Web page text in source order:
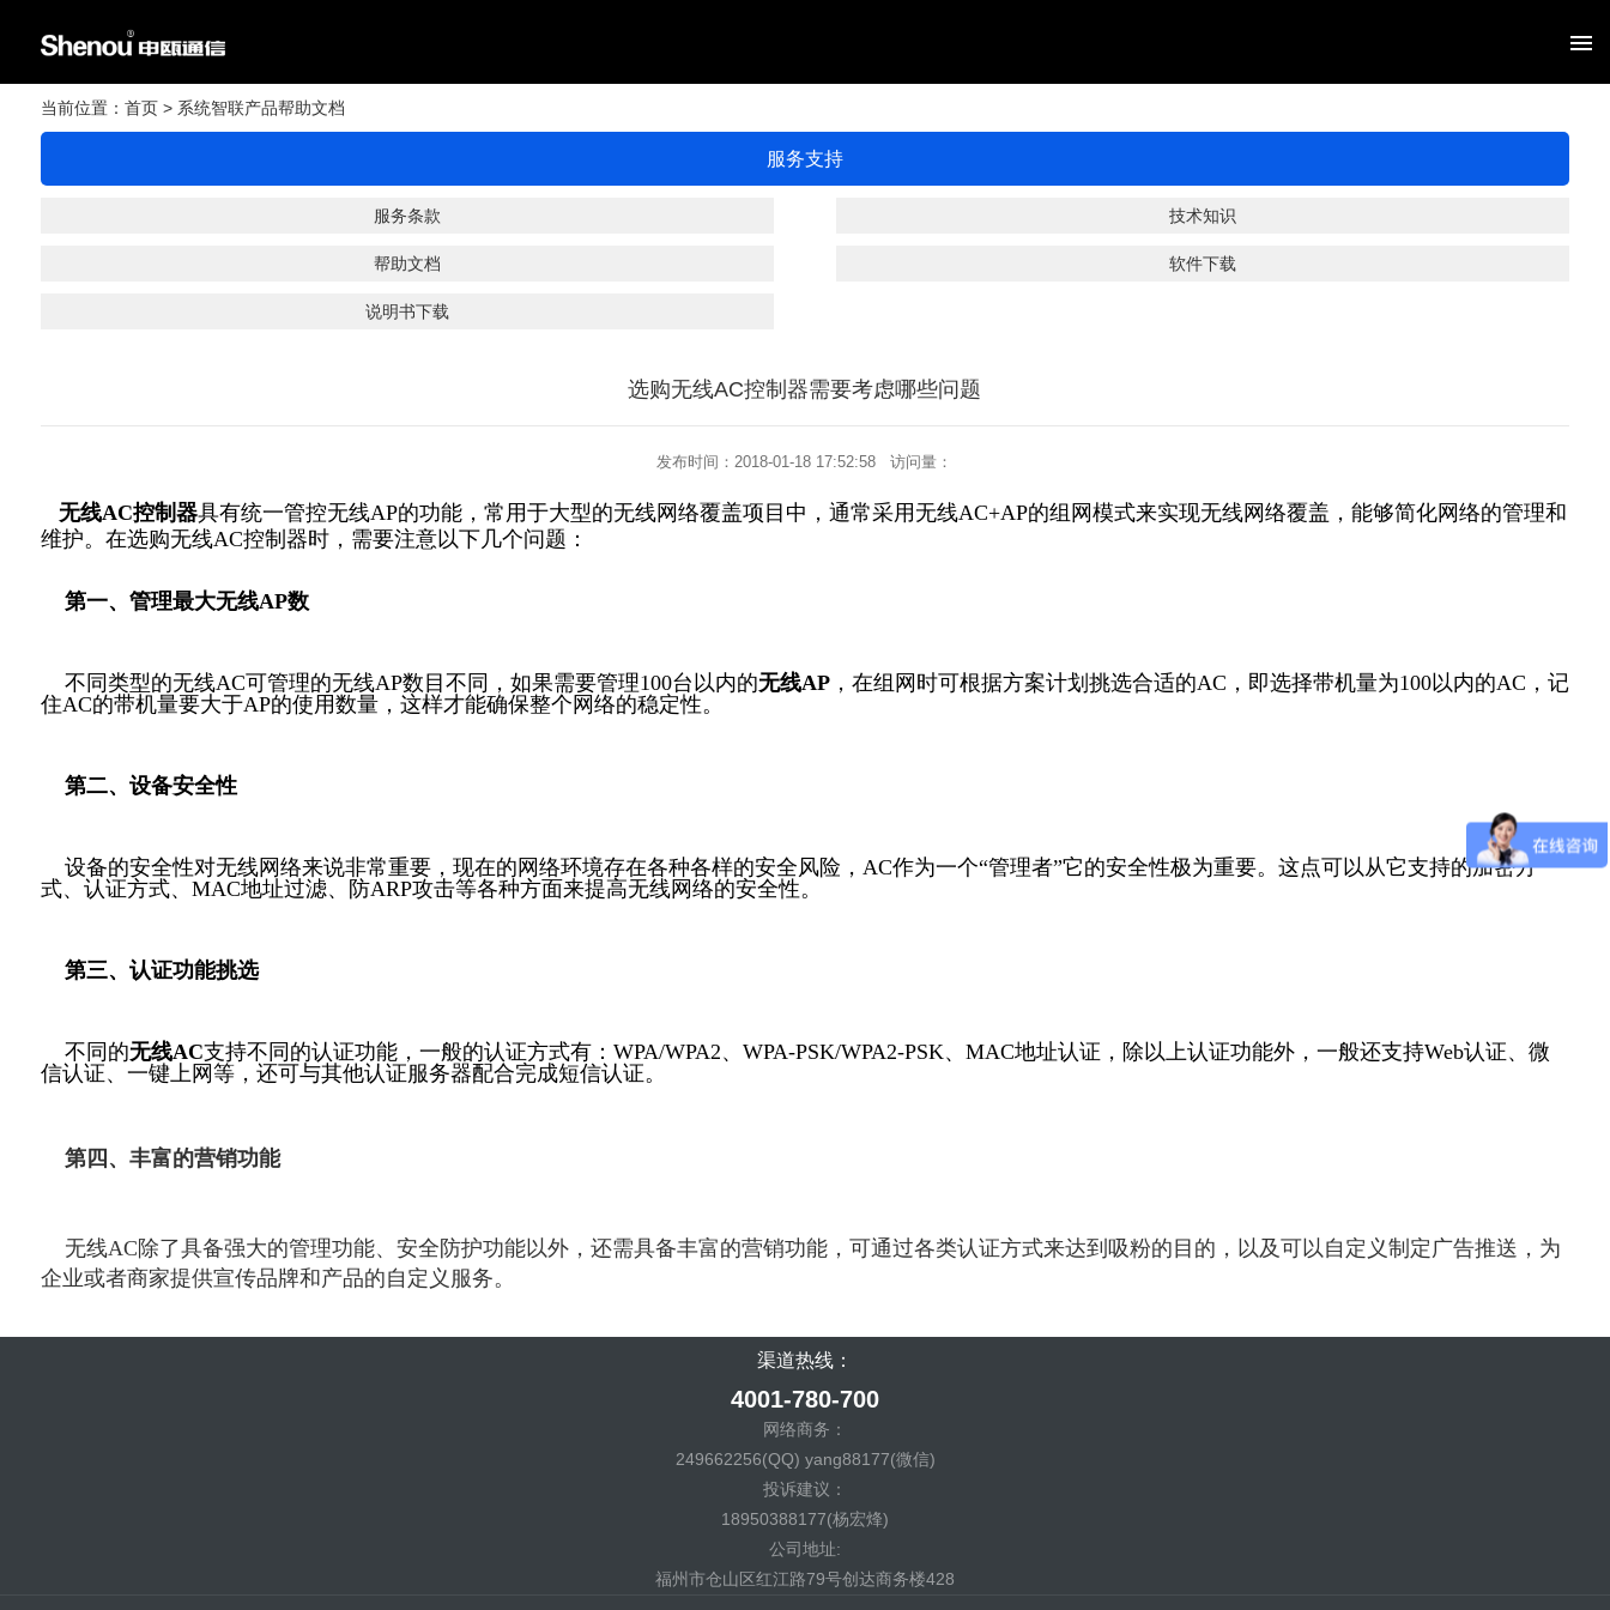
当前位置： 首页> 系统智联产品帮助文档
服务支持
服务条款 技术知识
帮助文档 软件下载
说明书下载
选购无线AC控制器需要考虑哪些问题
发布时间：2018-01-18 17:52:58 访问量：
无线AC控制器具有统一管控无线AP的功能，常用于大型的无线网络覆盖项目中，通常采用无线AC+AP的组网模式来实现无线网络覆盖，能够简化网络的管理和
维护。在选购无线AC控制器时，需要注意以下几个问题：
第一、管理最大无线AP数
不同类型的无线AC可管理的无线AP数目不同，如果需要管理100台以内的无线AP，在组网时可根据方案计划挑选合适的AC，即选择带机量为100以内的AC，记
住AC的带机量要大于AP的使用数量，这样才能确保整个网络的稳定性。
第二、设备安全性
设备的安全性对无线网络来说非常重要，现在的网络环境存在各种各样的安全风险，AC作为一个“管理者”它的安全性极为重要。这点可以从它支持的加密方
式、认证方式、MAC地址过滤、防ARP攻击等各种方面来提高无线网络的安全性。
第三、认证功能挑选
不同的无线AC支持不同的认证功能，一般的认证方式有：WPA/WPA2、WPA-PSK/WPA2-PSK、MAC地址认证，除以上认证功能外，一般还支持Web认证、微
信认证、一键上网等，还可与其他认证服务器配合完成短信认证。
第四、丰富的营销功能
无线AC除了具备强大的管理功能、安全防护功能以外，还需具备丰富的营销功能，可通过各类认证方式来达到吸粉的目的，以及可以自定义制 定广告推送，为
企业或者商家提供宣传品牌和产品的自定义服务。
渠道热线：
4001-780-700
网络商务：
249662256(QQ) yang88177(微信)
投诉建议：
18950388177(杨宏烽)
公司地址:
福州市仓山区红江路79号创达商务楼428